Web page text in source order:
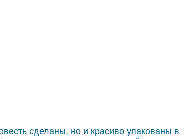
сделаны, но и красиво упакованы в